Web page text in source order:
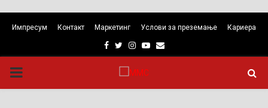
Импресум Контакт Маркетинг Услови за преземање Кариера
Facebook
TwitterInstagram
Youtube
Email
PRIMARY